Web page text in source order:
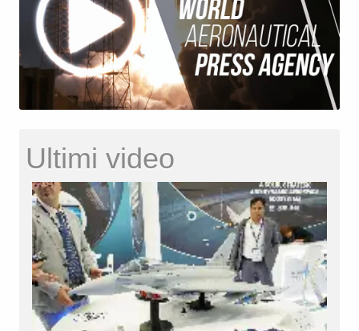
Ultimi video